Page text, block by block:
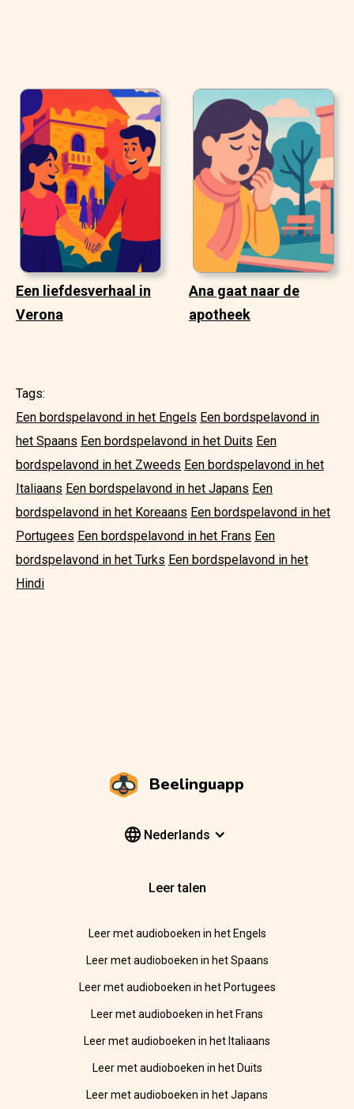
Een liefdesverhaal in
Verona
Ana gaat naar de
apotheek
Tags:
Een bordspelavond in het Engels Een bordspelavond in
het Spaans Een bordspelavond in het Duits Een
bordspelavond in het Zweeds Een bordspelavond in het
Italiaans Een bordspelavond in het Japans Een
bordspelavond in het Koreaans Een bordspelavond in het
Portugees Een bordspelavond in het Frans Een
bordspelavond in het Turks Een bordspelavond in het
Hindi
Beelinguapp
Nederlands
Leer talen
Leer met audioboeken in het Engels
Leer met audioboeken in het Spaans
Leer met audioboeken in het Portugees
Leer met audioboeken in het Frans
Leer met audioboeken in het Italiaans
Leer met audioboeken in het Duits
Leer met audioboeken in het Japans